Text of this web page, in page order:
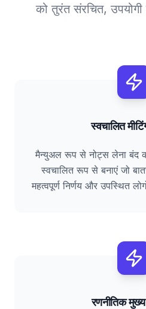
को तुरंत संरचित, उपयोगी
स्वचालित
मैन्युअल रूप से नोट्स लेना बंद
स्वचालित रूप से बनाएं जो
महत्वपूर्ण निर्णय और उपस्थित
रणनीतिक मुख्य